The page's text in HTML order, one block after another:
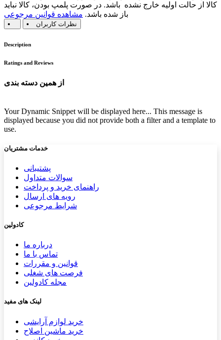
کالا از حالت اولیه خارج نشده باشد. در صورت پلمپ بودن، کالا نباید
باز شده باشد. مشاهده قوانین مرجوعی
نظرات کاربران
Description
Ratings and Reviews
از همین دسته بندی
Your Dynamic Snippet will be displayed here... This message is
displayed because you did not provide both a filter and a template to
use.
خدمات مشتریان
پشتیب​​انی
سوالات متداول
راهنمای خرید و پرداخت
رویه های ارسال
شرایط مرجوعی
کادولین
درباره ما
تماس با ما
قوانین و مقررات
فرصت های شغلی
مجله کادولین
لینک های مفید
خرید لوازم آرایشی
خرید ماشین اصلاح